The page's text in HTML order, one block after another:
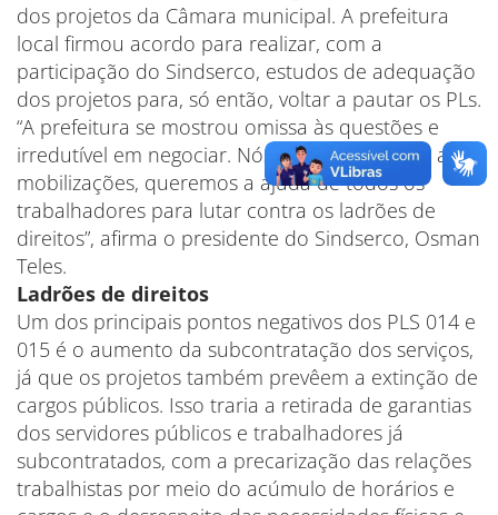
dos projetos da Câmara municipal. A prefeitura
local firmou acordo para realizar, com a
participação do Sindserco, estudos de adequação
dos projetos para, só então, voltar a pautar os PLs.
“A prefeitura se mostrou omissa às questões e
irredutível em negociar. Nós vamos continuar as
mobilizações, queremos a ajuda de todos os
trabalhadores para lutar contra os ladrões de
direitos”, afirma o presidente do Sindserco, Osman
Teles.
Ladrões de direitos
Um dos principais pontos negativos dos PLS 014 e
015 é o aumento da subcontratação dos serviços,
já que os projetos também prevêem a extinção de
cargos públicos. Isso traria a retirada de garantias
dos servidores públicos e trabalhadores já
subcontratados, com a precarização das relações
trabalhistas por meio do acúmulo de horários e